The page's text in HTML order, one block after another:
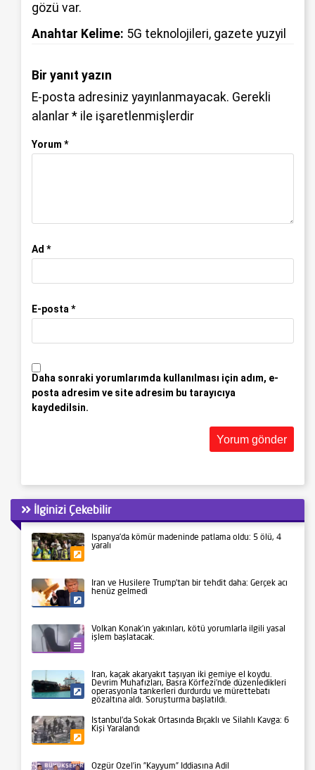
gözü var.
Anahtar Kelime: 5G teknolojileri, gazete yuzyil
Bir yanıt yazın
E-posta adresiniz yayınlanmayacak. Gerekli
alanlar * ile işaretlenmişlerdir
Yorum *
Ad *
E-posta*
Daha sonraki yorumlarımda kullanılması için adım, e-
posta adresim ve site adresim bu tarayıcıya
kaydedilsin.
İlginizi Çekebilir
İspanya’da kömür madeninde patlama oldu: 5 ölü, 4
yaralı
İran ve Husilere Trump’tan bir tehdit daha: Gerçek acı
henüz gelmedi
Volkan Konak’ın yakınları, kötü yorumlarla ilgili yasal
işlem başlatacak.
Siyaset
İran, kaçak akaryakıt taşıyan iki gemiye el koydu.
Devrim Muhafızları, Basra Körfezi’nde düzenledikleri
operasyonla tankerleri durdurdu ve mürettebatı
gözaltına aldı. Soruşturma başlatıldı.
İstanbul’da Sokak Ortasında Bıçaklı ve Silahlı Kavga: 6
Kişi Yaralandı
Özgür Özel’in ”Kayyum” İddiasına Adil